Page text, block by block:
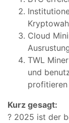
Cloud
TWL
und
profitieren
Kurz gesagt:
? 2025 ist der